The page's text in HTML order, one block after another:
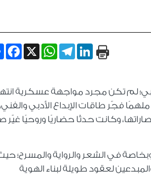
X
WhatsApp
TelegramLinkedIn
والعربي؛ لم تكن مجرد مواجهة عسكرية
فجّر طاقات الإبداع الأدبي والفني،
وكانت حدثًا حضاريًا وروحيًا غيّر
في الشعر والرواية والمسرح؛
لعقود طويلة لبناء الهوية